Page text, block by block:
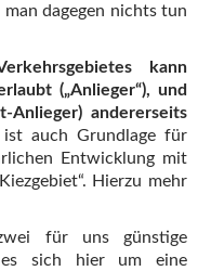
dagegen nichts tun
kann
(„Anlieger“), und
Anlieger) andererseits
ist auch Grundlage für
Entwicklung mit
Hierzu mehr
für uns günstige
es sich hier um eine